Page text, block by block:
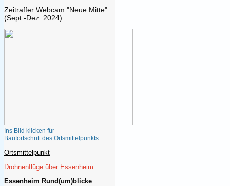
Zeitraffer Webcam "Neue Mitte"
(Sept.-Dez. 2024)
Ins Bild klicken für
Baufortschritt des Ortsmittelpunkts
Ortsmittelpunkt
Drohnenflüge über Essenheim
Essenheim Rund(um)blicke